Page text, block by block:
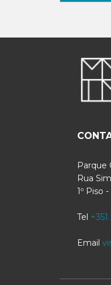
Parque
Rua
1º Piso
Tel
Email